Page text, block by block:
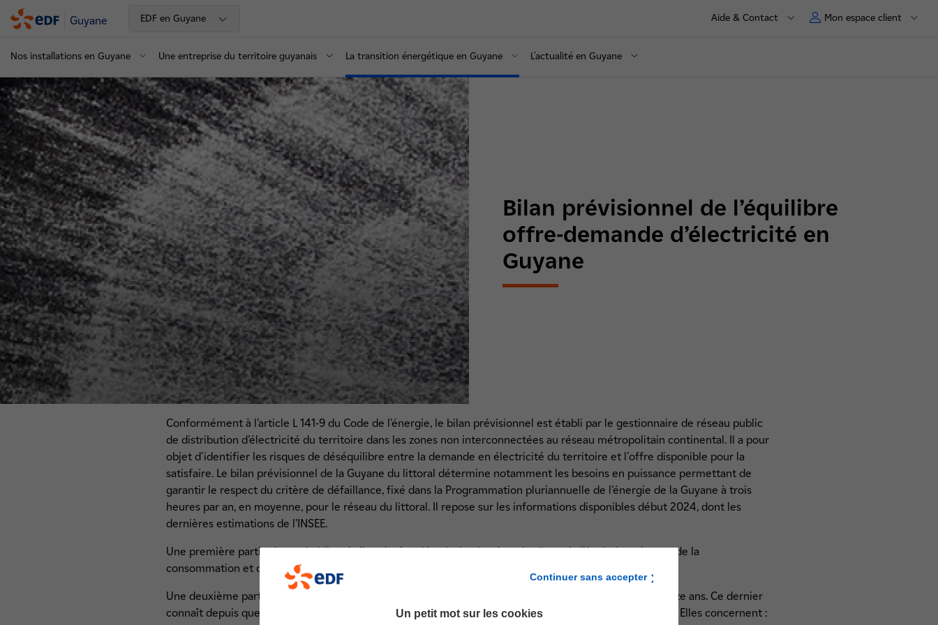
Guyane EDF en Guyane Aide & Contact Mon espace client
Nos installations en Guyane Une entreprise du territoire guyanais La transition énergétique en Guyane L'actualité en Guyane
Bilan prévisionnel de l’équilibre
offre-demande d’électricité en
Guyane
Conformément à l’article L 141-9 du Code de l’énergie, le bilan prévisionnel est établi par le gestionnaire de réseau public
de distribution d’électricité du territoire dans les zones non interconnectées au réseau métropolitain continental. Il a pour
objet d'identifier les risques de déséquilibre entre la demande en électricité du territoire et l'offre disponible pour la
satisfaire. Le bilan prévisionnel de la Guyane du littoral détermine notamment les besoins en puissance permettant de
garantir le respect du critère de défaillance, fixé dans la Programmation pluriannuelle de l’énergie de la Guyane à trois
heures par an, en moyenne, pour le réseau du littoral. Il repose sur les informations disponibles début 2024, dont les
dernières estimations de l’INSEE.
Une première partie dresse le bilan de l’année écoulée ainsi qu’un état des lieux de l’évolution récente de la
consommation et du parc de production.
Une deuxième partie est consacrée aux évolutions prospectives du système électrique à l’horizon quinze ans. Ce dernier
connaît depuis quelques années, et va continuer à connaître, des transformations profondes et rapides. Elles concernent :
Continuer sans accepter
Un petit mot sur les cookies